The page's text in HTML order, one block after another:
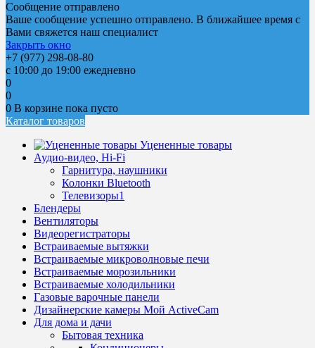
Сообщение отправлено
Ваше сообщение успешно отправлено. В ближайшее время с
Вами свяжется наш специалист
Закрыть окно
+7 (977) 298-08-80
с 10:00 до 19:00 ежедневно
0
0
0 В корзине пока пусто
Каталог товаров
Уцененные товары
Аудио-видео, Hi-Fi
Гарнитура, наушники
Колонки Bluetooth
Телевизоры1
Блендеры
Вентиляторы
Видеорегистраторы
Встраиваемые вытяжки
Встраиваемые микроволновые печи
Встраиваемые морозильники
Встраиваемые холодильники
Газовые варочные панели
Дизайнерские камеры Мой ActiveCam
Для дома и дачи
Бытовая техника